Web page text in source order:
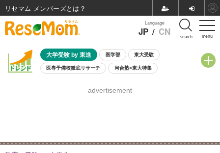
menu
Language
JP / CN search
大学受験 by 東進 医学部 東大受験
医専予備校徹底リサーチ 河合塾×東大特集
8月開催学校説明会・相談会
advertisement
リセマム メンバーズ